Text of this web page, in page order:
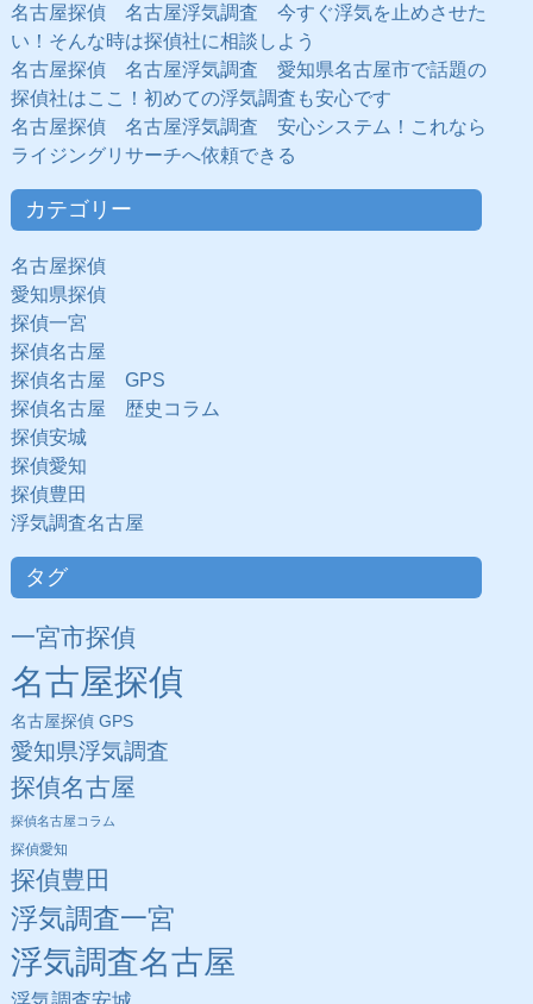
名古屋探偵 名古屋浮気調査 今すぐ浮気を止めさせた
い！そんな時は探偵社に相談しよう
名古屋探偵 名古屋浮気調査 愛知県名古屋市で話題の
探偵社はここ！初めての浮気調査も安心です
名古屋探偵 名古屋浮気調査 安心システム！これなら
ライジングリサーチへ依頼できる
カテゴリー
名古屋探偵
愛知県探偵
探偵一宮
探偵名古屋
探偵名古屋 GPS
探偵名古屋 歴史コラム
探偵安城
探偵愛知
探偵豊田
浮気調査名古屋
タグ
一宮市探偵
名古屋探偵
名古屋探偵 GPS
愛知県浮気調査
探偵名古屋
探偵名古屋コラム
探偵愛知
探偵豊田
浮気調査一宮
浮気調査名古屋